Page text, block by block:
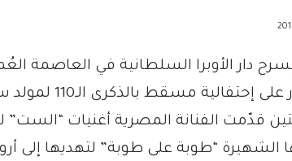
دار الأوبرا السلطانية في العاصمة
الستار على
قدّمت الفنانة المصرية أغنيات “الست”
الشهيرة “طوبة على طوبة” لتهديها إلى